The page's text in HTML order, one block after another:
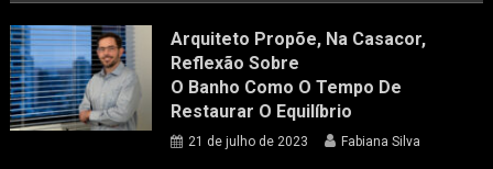
Arquiteto Propõe, Na Casacor,
Reflexão Sobre
O Banho Como O Tempo De
Restaurar O Equilíbrio
21 de julho de 2023 Fabiana Silva